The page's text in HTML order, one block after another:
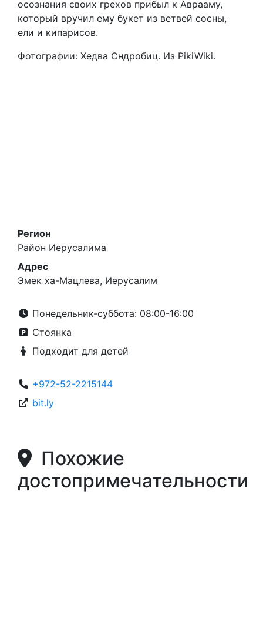
осознания своих грехов прибыл к Аврааму,
который вручил ему букет из ветвей сосны,
ели и кипарисов.
Фотографии: Хедва Сндробиц. Из PikiWiki.
Регион
Район Иерусалима
Адрес
Эмек ха-Мацлева, Иерусалим
Понедельник-суббота: 08:00-16:00
Стоянка
Подходит для детей
+972-52-2215144
bit.ly
Похожие
достопримечательности